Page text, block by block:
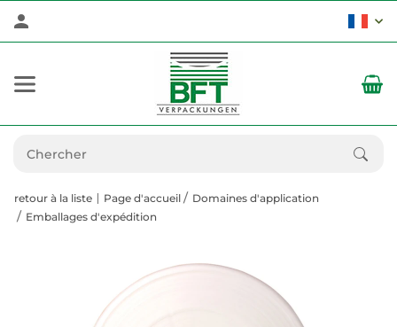
retour à la liste Page d'accueil
Domaines d'application
Emballages d'expédition